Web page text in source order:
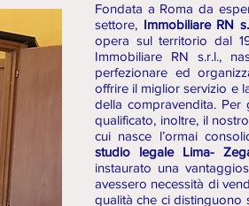
Fondata a Roma da
settore, Immobiliare RN
opera sul territorio dal
Immobiliare RN s.r.l.,
perfezionare ed
offrire il miglior servizio e
della compravendita. Per
qualificato, inoltre, il
cui nasce l’ormai
studio legale Lima-
instaurato una
avessero necessità di
qualità che ci distinguono